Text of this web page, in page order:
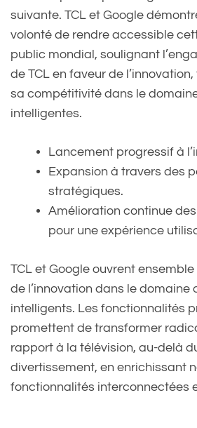
suivante. TCL et Google
volonté de rendre accessible
public mondial, soulignant
de TCL en faveur de
sa compétitivité dans le
intelligentes.
Lancement progressif à
Expansion à travers des
stratégiques.
Amélioration continue
pour une expérience
TCL et Google ouvrent
de l’innovation dans le domaine
intelligents. Les fonctionnalités
promettent de transformer
rapport à la télévision, au-delà
divertissement, en enrichissant
fonctionnalités interconnectées